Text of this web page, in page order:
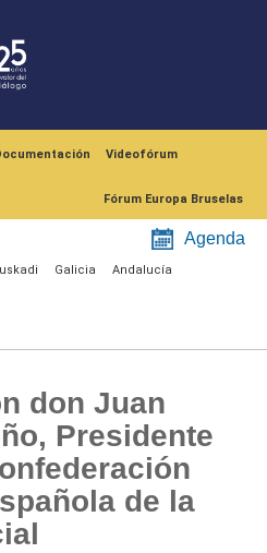
Videofórum
Fórum Europa Bruselas
Agenda
Galicia Andalucía
don Juan
Presidente
de la